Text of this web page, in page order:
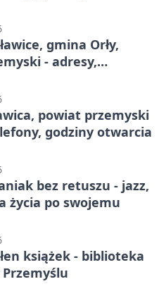
gmina Orły,
- adresy,
powiat przemyski
godziny otwarcia
bez retuszu - jazz,
życia po swojemu
książek - biblioteka